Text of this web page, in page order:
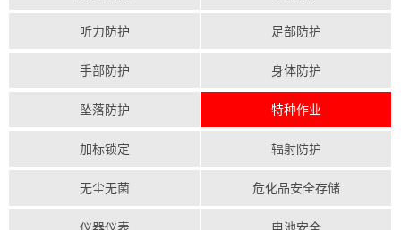
听力防护 足部防护
手部防护 身体防护
坠落防护 特种作业
加标锁定 辐射防护
无尘无菌 危化品安全存储